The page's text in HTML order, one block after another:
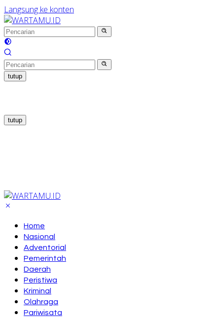
Langsung ke konten
tutup
tutup
Home
Nasional
Adventorial
Pemerintah
Daerah
Peristiwa
Kriminal
Olahraga
Pariwisata